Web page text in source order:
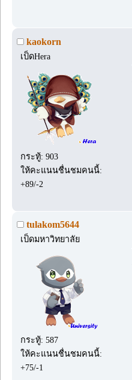
kaokorn
เป็ดHera
กระทู้: 903
ให้คะแนนชื่นชมคนนี้:
+89/-2
tulakom5644
เป็ดมหาวิทยาลัย
กระทู้: 587
ให้คะแนนชื่นชมคนนี้:
+75/-1